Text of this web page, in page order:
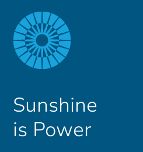
Sunshine
is Power